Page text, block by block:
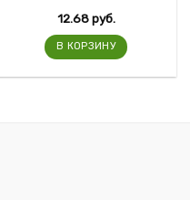
12.68руб.
В КОРЗИНУ